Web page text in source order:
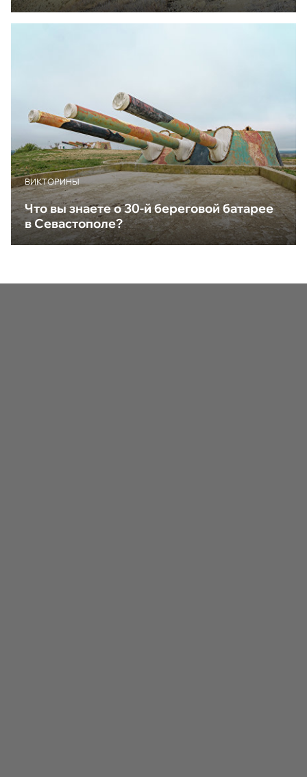
ВИКТОРИНЫ
Что вы знаете о 30-й береговой батарее
в Севастополе?